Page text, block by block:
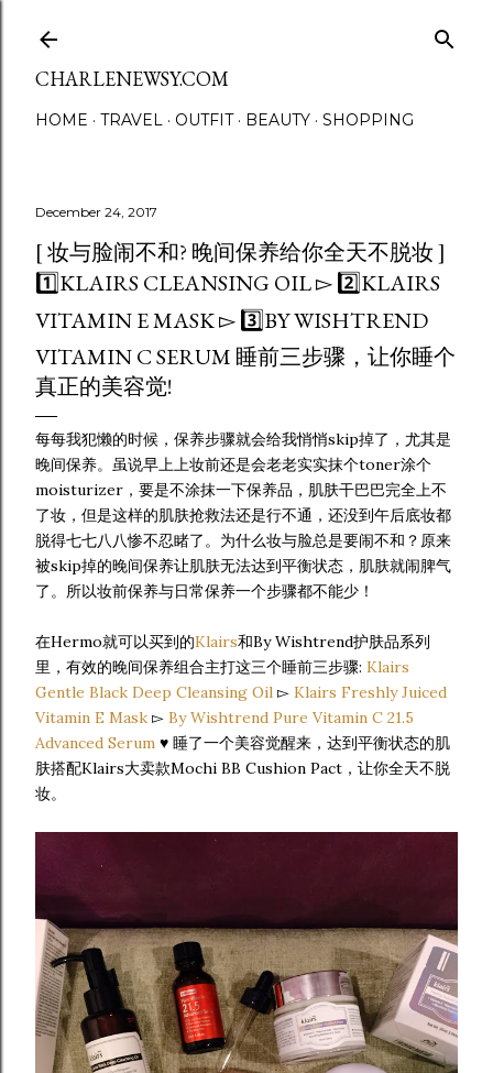
CHARLENEWSY.COM
HOME TRAVEL OUTFIT BEAUTY SHOPPING
December 24, 2017
[ 妆与脸闹不和? 晚间保养给你全天不脱妆 ]
1️⃣KLAIRS CLEANSING OIL ▻ 2️⃣KLAIRS
VITAMIN E MASK ▻ 3️⃣BY WISHTREND
VITAMIN C SERUM 睡前三步骤，让你睡个
真正的美容觉!
每每我犯懒的时候，保养步骤就会给我悄悄skip掉了，尤其是
晚间保养。虽说早上上妆前还是会老老实实抹个toner涂个
moisturizer，要是不涂抹一下保养品，肌肤干巴巴完全上不
了妆，但是这样的肌肤抢救法还是行不通，还没到午后底妆都
脱得七七八八惨不忍睹了。为什么妆与脸总是要闹不和？原来
被skip掉的晚间保养让肌肤无法达到平衡状态，肌肤就闹脾气
了。所以妆前保养与日常保养一个步骤都不能少！
在Hermo就可以买到的Klairs和By Wishtrend护肤品系列
里，有效的晚间保养组合主打这三个睡前三步骤: Klairs
Gentle Black Deep Cleansing Oil ▻ Klairs Freshly Juiced
Vitamin E Mask ▻ By Wishtrend Pure Vitamin C 21.5
Advanced Serum ♥ 睡了一个美容觉醒来，达到平衡状态的肌
肤搭配Klairs大卖款Mochi BB Cushion Pact，让你全天不脱
妆。